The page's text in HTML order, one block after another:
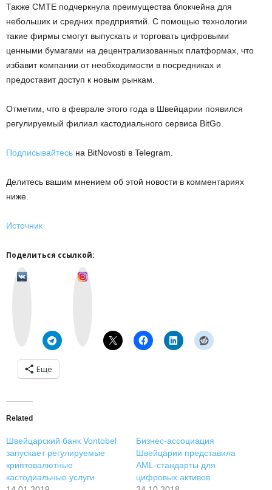
Также CMTE подчеркнула преимущества блокчейна для
небольших и средних предприятий. С помощью технологии
такие фирмы смогут выпускать и торговать цифровыми
ценными бумагами на децентрализованных платформах, что
избавит компании от необходимости в посредниках и
предоставит доступ к новым рынкам.
Отметим, что в феврале этого года в Швейцарии появился
регулируемый филиал кастодиального сервиса BitGo.
Подписывайтесь на BitNovosti в Telegram.
Делитесь вашим мнением об этой новости в комментариях
ниже.
Источник
Поделиться ссылкой:
Ещё
Related
Швейцарский банк Vontobel
запускает регулируемые
криптовалютные
кастодиальные услуги
Бизнес-ассоциация
Швейцарии представила
AML-стандарты для
цифровых активов